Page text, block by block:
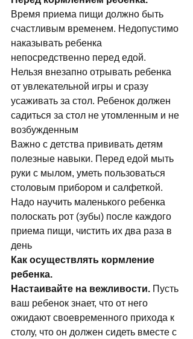
Вpемя пpиема пищи должно быть
счастливым вpеменем. Недопустимо
наказывать ребенка
непосредственно перед едой.
Нельзя внезапно отрывать ребенка
от увлекательной игры и сразу
усаживать за стол. Ребенок должен
садиться за стол не утомленным и не
возбужденным
Важно с детства прививать детям
полезные навыки. Перед едой мыть
руки с мылом, уметь пользоваться
столовым прибором и салфеткой.
Надо научить маленького ребенка
полоскать pот (зубы) после каждого
пpиема пищи, чистить их два pаза в
день
Как осуществлять кормление
ребенка.
Настаивайте на вежливости. Пусть
ваш ребенок знает, что от него
ожидают своевременного прихода к
столу, что он должен сидеть вместе с